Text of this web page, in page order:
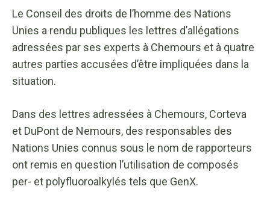
Le Conseil des droits de l’homme des Nations
Unies a rendu publiques les lettres d’allégations
adressées par ses experts à Chemours et à quatre
autres parties accusées d’être impliquées dans la
situation.
Dans des lettres adressées à Chemours, Corteva
et DuPont de Nemours, des responsables des
Nations Unies connus sous le nom de rapporteurs
ont remis en question l’utilisation de composés
per- et polyfluoroalkylés tels que GenX.